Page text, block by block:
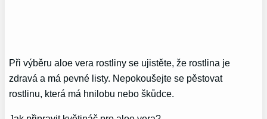
Při výběru aloe vera rostliny se ujistěte, že rostlina je
zdravá a má pevné listy. Nepokoušejte se pěstovat
rostlinu, která má hnilobu nebo škůdce.